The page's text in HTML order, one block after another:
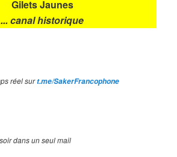
Gilets Jaunes
... canal historique
réel surt.me/SakerFrancophone
dans un seul mail